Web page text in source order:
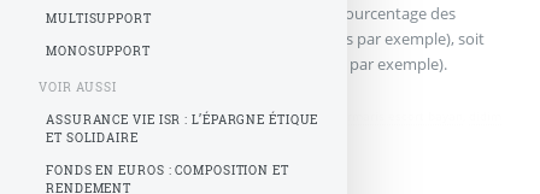
frais d’arbitrages. Ils sont exprimés soit en pourcentage des
sommes arbitrées (1% des sommes arbitrées par exemple), soit
sous la forme d’un forfait (15 € par arbitrage par exemple).
didim escort,marmaris escort,didim escort bayan
escort bayanlar,marmaris escort bayanlar
MULTISUPPORT
MONOSUPPORT
VOIR AUSSI
ASSURANCE VIE ISR : L’ÉPARGNE ÉTIQUE
ET SOLIDAIRE
FONDS EN EUROS : COMPOSITION ET
RENDEMENT